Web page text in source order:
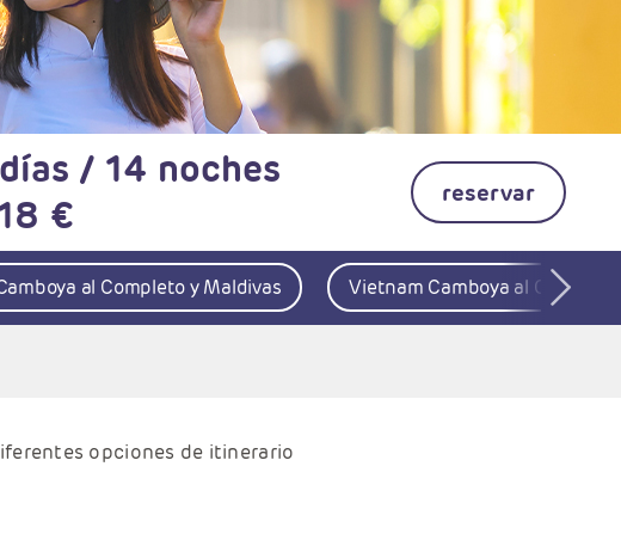
/ 14 noches
€ reservar
al Completo y Maldivas Vietnam Camboya al
opciones de itinerario